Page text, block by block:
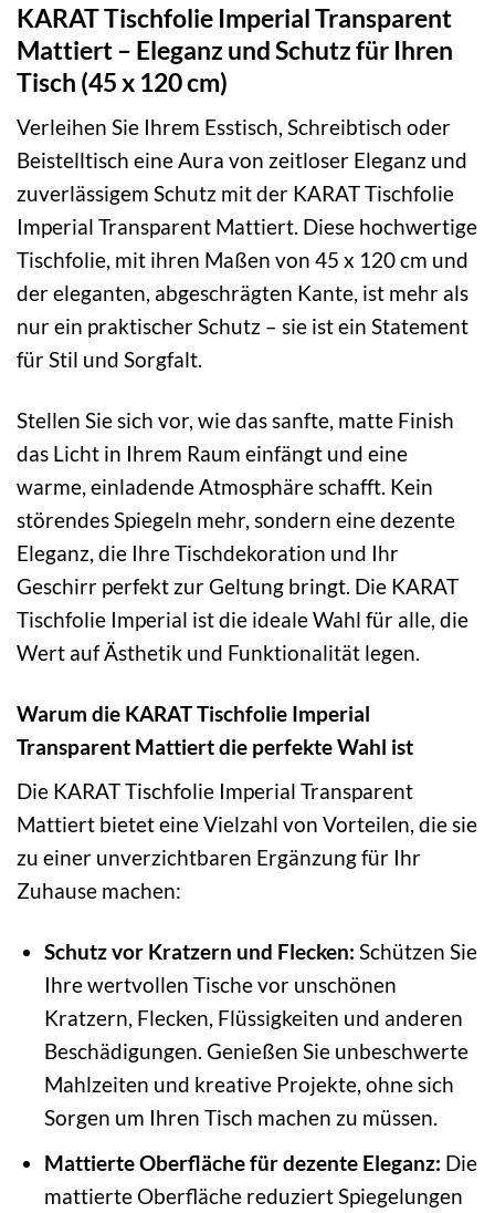
KARAT Tischfolie Imperial Transparent
Mattiert – Eleganz und Schutz für Ihren
Tisch (45 x 120 cm)
Verleihen Sie Ihrem Esstisch, Schreibtisch oder
Beistelltisch eine Aura von zeitloser Eleganz und
zuverlässigem Schutz mit der KARAT Tischfolie
Imperial Transparent Mattiert. Diese hochwertige
Tischfolie, mit ihren Maßen von 45 x 120 cm und
der eleganten, abgeschrägten Kante, ist mehr als
nur ein praktischer Schutz – sie ist ein Statement
für Stil und Sorgfalt.
Stellen Sie sich vor, wie das sanfte, matte Finish
das Licht in Ihrem Raum einfängt und eine
warme, einladende Atmosphäre schafft. Kein
störendes Spiegeln mehr, sondern eine dezente
Eleganz, die Ihre Tischdekoration und Ihr
Geschirr perfekt zur Geltung bringt. Die KARAT
Tischfolie Imperial ist die ideale Wahl für alle, die
Wert auf Ästhetik und Funktionalität legen.
Warum die KARAT Tischfolie Imperial
Transparent Mattiert die perfekte Wahl ist
Die KARAT Tischfolie Imperial Transparent
Mattiert bietet eine Vielzahl von Vorteilen, die sie
zu einer unverzichtbaren Ergänzung für Ihr
Zuhause machen:
Schutz vor Kratzern und Flecken: Schützen Sie
Ihre wertvollen Tische vor unschönen
Kratzern, Flecken, Flüssigkeiten und anderen
Beschädigungen. Genießen Sie unbeschwerte
Mahlzeiten und kreative Projekte, ohne sich
Sorgen um Ihren Tisch machen zu müssen.
Mattierte Oberfläche für dezente Eleganz: Die
mattierte Oberfläche reduziert Spiegelungen